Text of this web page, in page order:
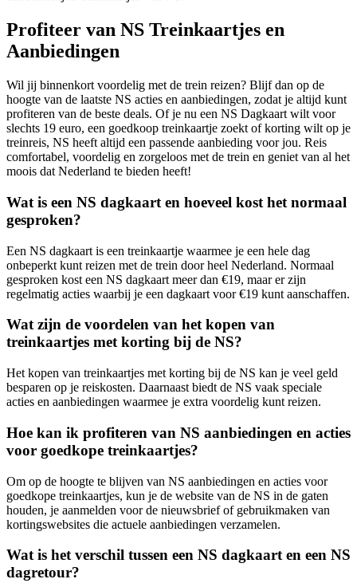
Profiteer van NS Treinkaartjes en
Aanbiedingen
Wil jij binnenkort voordelig met de trein reizen? Blijf dan op de
hoogte van de laatste NS acties en aanbiedingen, zodat je altijd kunt
profiteren van de beste deals. Of je nu een NS Dagkaart wilt voor
slechts 19 euro, een goedkoop treinkaartje zoekt of korting wilt op je
treinreis, NS heeft altijd een passende aanbieding voor jou. Reis
comfortabel, voordelig en zorgeloos met de trein en geniet van al het
moois dat Nederland te bieden heeft!
Wat is een NS dagkaart en hoeveel kost het normaal
gesproken?
Een NS dagkaart is een treinkaartje waarmee je een hele dag
onbeperkt kunt reizen met de trein door heel Nederland. Normaal
gesproken kost een NS dagkaart meer dan €19, maar er zijn
regelmatig acties waarbij je een dagkaart voor €19 kunt aanschaffen.
Wat zijn de voordelen van het kopen van
treinkaartjes met korting bij de NS?
Het kopen van treinkaartjes met korting bij de NS kan je veel geld
besparen op je reiskosten. Daarnaast biedt de NS vaak speciale
acties en aanbiedingen waarmee je extra voordelig kunt reizen.
Hoe kan ik profiteren van NS aanbiedingen en acties
voor goedkope treinkaartjes?
Om op de hoogte te blijven van NS aanbiedingen en acties voor
goedkope treinkaartjes, kun je de website van de NS in de gaten
houden, je aanmelden voor de nieuwsbrief of gebruikmaken van
kortingswebsites die actuele aanbiedingen verzamelen.
Wat is het verschil tussen een NS dagkaart en een NS
dagretour?